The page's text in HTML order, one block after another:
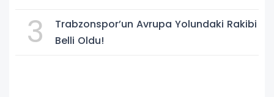
3
Trabzonspor’un Avrupa Yolundaki Rakibi
Belli Oldu!